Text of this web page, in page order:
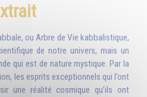
ou Arbre de Vie kabbalistique,
de notre univers, mais un
qui est de nature mystique. Par la
les esprits exceptionnels qui l’ont
une réalité cosmique qu’ils ont